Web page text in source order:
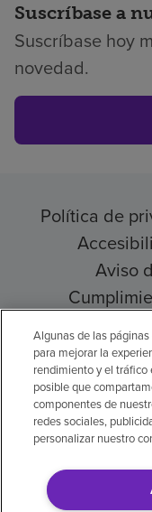
Suscríbase a
Suscríbase hoy
novedad.
Política de
Aviso
© 2026
Aviso legal: Se
Algunas de las
para mejorar la
rendimiento y el
posible que
componentes de
redes sociales,
personalizar nuestro